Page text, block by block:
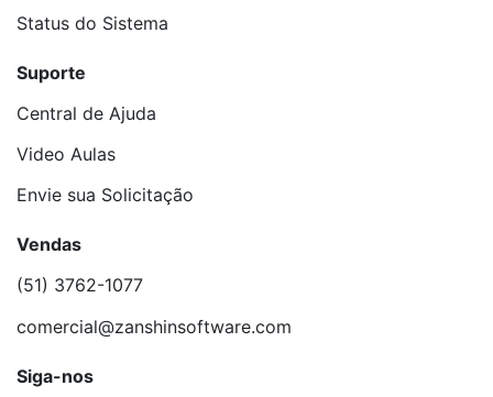
Status do Sistema
Suporte
Central de Ajuda
Video Aulas
Envie sua Solicitação
Vendas
(51) 3762-1077
comercial@zanshinsoftware.com
Siga-nos